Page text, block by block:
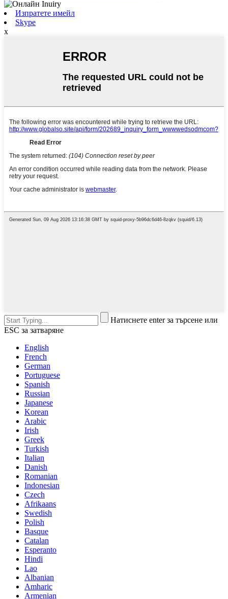
Изпратете имейл
Skype
x
Натиснете enter за търсене или
ESC за затваряне
English
French
German
Portuguese
Spanish
Russian
Japanese
Korean
Arabic
Irish
Greek
Turkish
Italian
Danish
Romanian
Indonesian
Czech
Afrikaans
Swedish
Polish
Basque
Catalan
Esperanto
Hindi
Lao
Albanian
Amharic
Armenian